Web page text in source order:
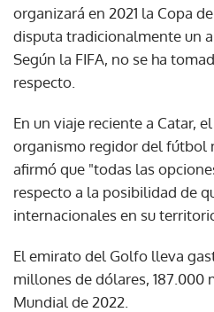
organizará en 2021 la Copa
disputa tradicionalmente un
Según la FIFA, no se ha
respecto.
En un viaje reciente a Catar,
organismo regidor del fútbol
afirmó que "todas las
respecto a la posibilidad de
internacionales en su
El emirato del Golfo lleva
millones de dólares, 187.000
Mundial de 2022.